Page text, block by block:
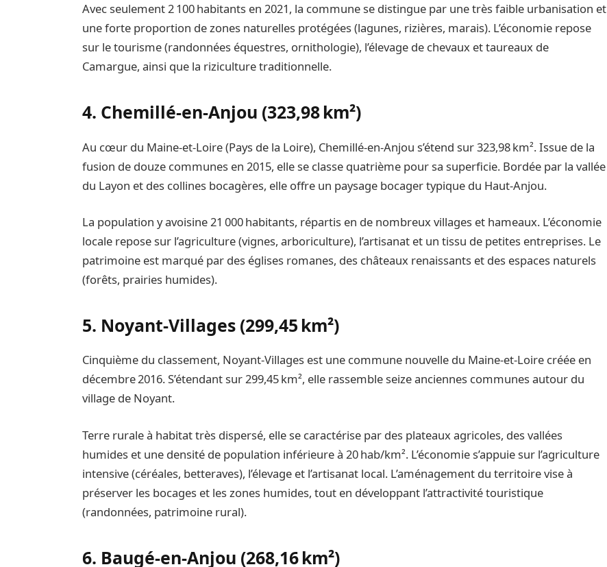
Avec seulement 2 100 habitants en 2021, la commune se distingue par une très faible urbanisation et
une forte proportion de zones naturelles protégées (lagunes, rizières, marais). L’économie repose
sur le tourisme (randonnées équestres, ornithologie), l’élevage de chevaux et taureaux de
Camargue, ainsi que la riziculture traditionnelle.
4. Chemillé‑en‑Anjou (323,98 km²)
Au cœur du Maine‑et‑Loire (Pays de la Loire), Chemillé‑en‑Anjou s’étend sur 323,98 km². Issue de la
fusion de douze communes en 2015, elle se classe quatrième pour sa superficie. Bordée par la vallée
du Layon et des collines bocagères, elle offre un paysage bocager typique du Haut‑Anjou.
La population y avoisine 21 000 habitants, répartis en de nombreux villages et hameaux. L’économie
locale repose sur l’agriculture (vignes, arboriculture), l’artisanat et un tissu de petites entreprises. Le
patrimoine est marqué par des églises romanes, des châteaux renaissants et des espaces naturels
(forêts, prairies humides).
5. Noyant‑Villages (299,45 km²)
Cinquième du classement, Noyant‑Villages est une commune nouvelle du Maine‑et‑Loire créée en
décembre 2016. S’étendant sur 299,45 km², elle rassemble seize anciennes communes autour du
village de Noyant.
Terre rurale à habitat très dispersé, elle se caractérise par des plateaux agricoles, des vallées
humides et une densité de population inférieure à 20 hab/km². L’économie s’appuie sur l’agriculture
intensive (céréales, betteraves), l’élevage et l’artisanat local. L’aménagement du territoire vise à
préserver les bocages et les zones humides, tout en développant l’attractivité touristique
(randonnées, patrimoine rural).
6. Baugé‑en‑Anjou (268,16 km²)